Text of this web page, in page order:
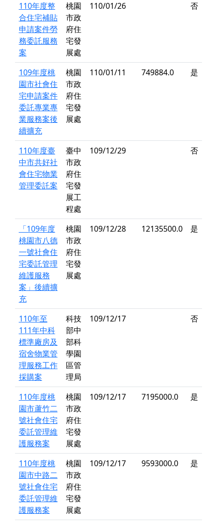
110年度整
合住宅補貼
申請案件勞
務委託服務
案
桃園
市政
府住
宅發
展處
110/01/26 否
109年度桃
園市社會住
宅申請案件
委託專業專
業服務案後
續擴充
桃園
市政
府住
宅發
展處
110/01/11 749884.0 是
110年度臺
中市共好社
會住宅物業
管理委託案
臺中
市政
府住
宅發
展工
程處
109/12/29 否
「109年度
桃園市八德
一號社會住
宅委託管理
維護服務
案」後續擴
充
桃園
市政
府住
宅發
展處
109/12/28 12135500.0 是
110年至
111年中科
標準廠房及
宿舍物業管
理服務工作
採購案
科技
部中
部科
學園
區管
理局
109/12/17 否
110年度桃
園市蘆竹二
號社會住宅
委託管理維
護服務案
桃園
市政
府住
宅發
展處
109/12/17 7195000.0 是
110年度桃
園市中路二
號社會住宅
委託管理維
護服務案
桃園
市政
府住
宅發
展處
109/12/17 9593000.0 是